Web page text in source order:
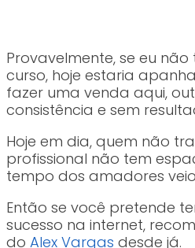
Provavelmente, se eu não
curso, hoje estaria
fazer uma venda aqui,
consistência e sem
Hoje em dia, quem não
profissional não tem
tempo dos amadores
Então se você pretende
sucesso na internet,
do Alex Vargas desde já.